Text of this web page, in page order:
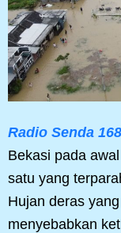
Radio Senda
Bekasi pada
satu yang
Hujan deras
menyebabkan